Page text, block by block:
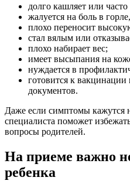
долго кашляет или часто
жалуется на боль в
плохо переносит
стал вялым или
плохо набирает вес;
имеет высыпания на
нуждается в
готовится к
документов.
Даже если симптомы кажутся
специалиста поможет
вопросы родителей.
На приеме важно
ребенка